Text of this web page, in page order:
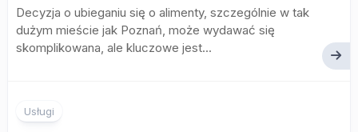
Decyzja o ubieganiu się o alimenty, szczególnie w tak
dużym mieście jak Poznań, może wydawać się
skomplikowana, ale kluczowe jest...
Usługi